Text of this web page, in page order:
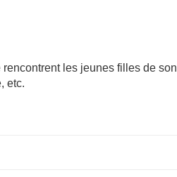
les jeunes filles de son
etc.